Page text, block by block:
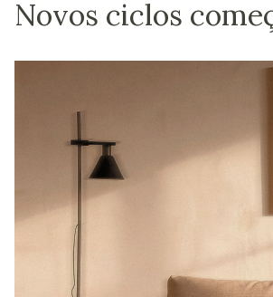
Novos ciclos